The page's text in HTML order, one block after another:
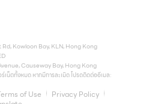
Rd, Kowloon Bay, KLN, Hong Kong
Causeway Bay, Hong Kong
เน็ตทั้งหมด หากมีการละเมิด โปรดติดต่ออีเมล:
of Use
Privacy Policy